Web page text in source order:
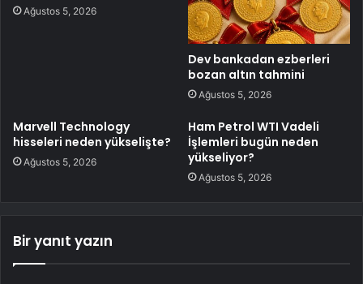
Ağustos 5, 2026
Dev bankadan ezberleri
bozan altın tahmini
Ağustos 5, 2026
Marvell Technology
hisseleri neden yükselişte?
Ağustos 5, 2026
Ham Petrol WTI Vadeli
İşlemleri bugün neden
yükseliyor?
Ağustos 5, 2026
Bir yanıt yazın